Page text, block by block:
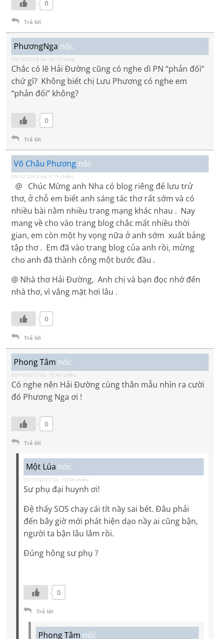
0
Trả lời
PhươngNga nói:
03/10/2013 lúc 10:19 sáng
Chắc có lẽ Hải Đường cũng có nghe dì PN “phản đối”
chứ gì? Không biết chị Lưu Phương có nghe em
“phản đối” không?
0
Trả lời
Võ Châu Phương nói:
03/10/2013 lúc 9:19 chiều
@ Chúc Mừng anh Nha có blog riêng đẻ lưu trử
thơ, ở chỗ em biết anh sáng tác thơ rất sớm và có
nhiều bài nằm nhiều trang mạng khác nhau . Nay
mang về cho vào trang blog chắc mất nhiều thời
gian, em còn một hy vọng nữa ở anh sớm xuất bảng
tập thơ . Em đã vào trang blog của anh rồi, mừng
cho anh đã thành công một bước đầu .
@ Nhà thơ Hải Đường, Anh chị và bạn đọc nhớ đến
nhà thơ, vì vắng mặt hơi lâu .
0
Trả lời
Phong Tâm nói:
03/10/2013 lúc 10:43 chiều
Có nghe nên Hải Đường cùng thân mẫu nhìn ra cười
đó Phương Nga ơi !
0
Trả lời
Một Lúa nói:
03/10/2013 lúc 11:34 chiều
Sư phụ đại huynh ơi!
Đệ thấy SOS chạy cái tít nầy sai bét. Đâu phải
đến bây giờ mới phát hiện dạo nầy ai cũng bận,
người ta bận lâu lắm rồi.
Đúng hông sư phụ ?
0
Trả lời
Phong Tâm nói: